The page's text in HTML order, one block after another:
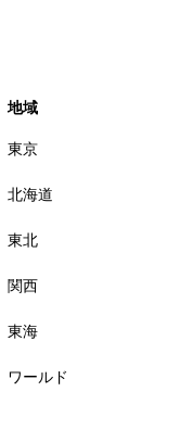
地域
東京
北海道
東北
関西
東海
ワールド